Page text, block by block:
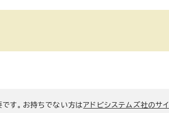
す。お持ちでない方はアドビシステムズ社のサイ